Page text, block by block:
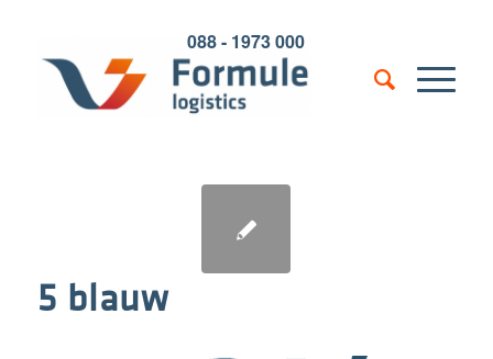
088 - 1973 000
5 blauw